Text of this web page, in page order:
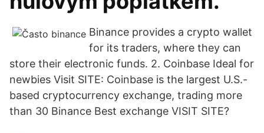
Binance provides a crypto wallet
for its traders, where they can
store their electronic funds. 2. Coinbase Ideal for
newbies Visit SITE: Coinbase is the largest U.S.-
based cryptocurrency exchange, trading more
than 30 Binance Best exchange VISIT SITE?